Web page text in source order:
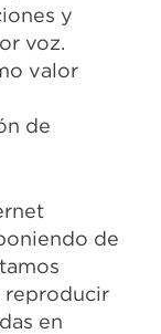
y
voz.
valor
de
de
reproducir
en